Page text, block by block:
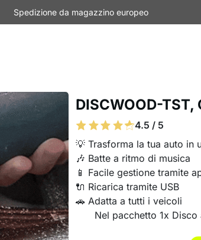
Spedizione da magazzino europeo
DISCWOOD-
4.5 / 5
💡 Trasforma la tua auto in
🎶 Batte a ritmo di musica
📱 Facile gestione tramite
🔌 Ricarica tramite USB
🚗 Adatta a tutti i veicoli
Nel pacchetto 1x